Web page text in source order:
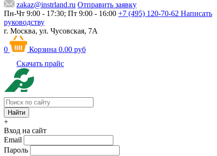
zakaz@instrland.ru Отправить заявку
Пн-Чт 9:00 - 17:30; Пт 9:00 - 16:00 +7 (495) 120-70-62 Написать
руководству
г. Москва, ул. Чусовская, 7А
0 Корзина 0.00 руб
Скачать прайс
+
Вход на сайт
Email
Пароль